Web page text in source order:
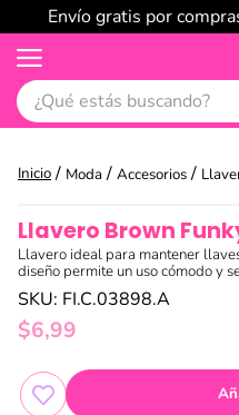
Envío gratis por
¿Qué estás buscando?
Moda Accesorios
Llavero Brown
Llavero ideal para mantener
diseño permite un uso cómodo y
SKU: FI.C.03898.A
$6,99